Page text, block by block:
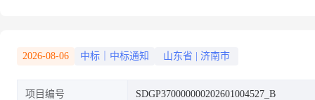
2026-08-06 中标｜中标通知 山东省 济南市
项目编号 SDGP370000000202601004527_B